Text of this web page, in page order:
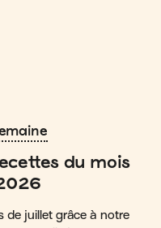
du mois
juillet grâce à notre